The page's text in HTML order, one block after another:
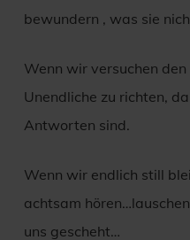
bewundern , was sie
Wenn wir versuchen
Unendliche zu richten,
Antworten sind.
Wenn wir endlich still
achtsam
uns gescheht…